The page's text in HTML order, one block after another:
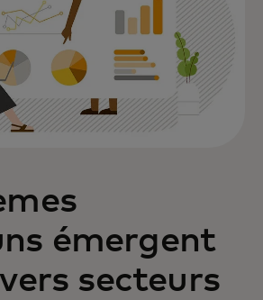
émergent
secteurs